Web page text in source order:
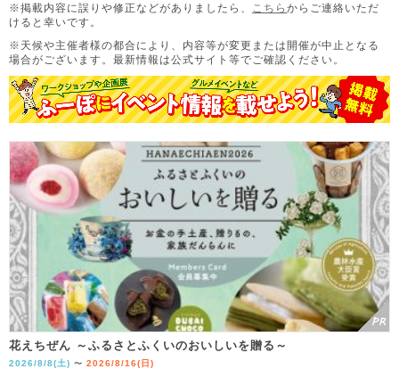
※掲載内容に誤りや修正などがありましたら、 こちら からご連絡いただ
けると幸いです。
※天候や主催者様の都合により、内容等が変更または開催が中止となる
場合がございます。 最新情報は公式サイト等でご確認ください。
花えちぜん ～ふるさとふくいのおいしいを贈る～
2026/8/8(土) 〜 2026/8/16(日)